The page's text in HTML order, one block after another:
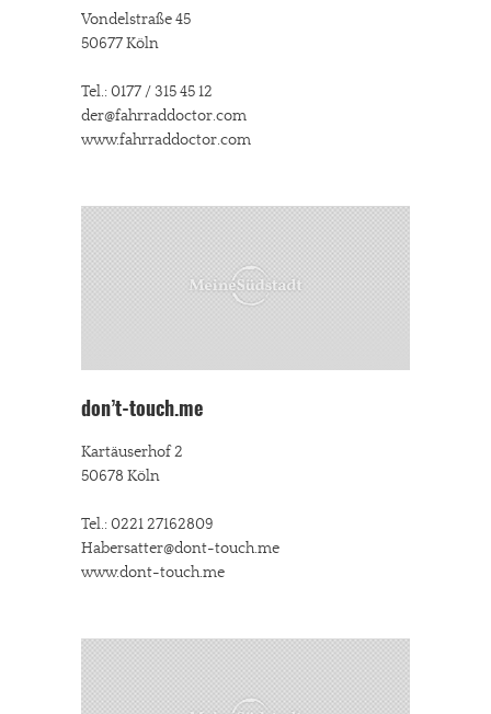
Vondelstraße 45
50677 Köln
Tel.: 0177 / 315 45 12
der@fahrraddoctor.com
www.fahrraddoctor.com
don’t-touch.me
Kartäuserhof 2
50678 Köln
Tel.: 0221 27162809
Habersatter@dont-touch.me
www.dont-touch.me